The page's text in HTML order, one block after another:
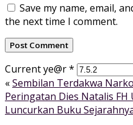
Save my name, email,
the next time I comment.
Current ye@r*
«Sembilan Terdakwa
Peringatan Dies Natalis FH
Luncurkan Buku